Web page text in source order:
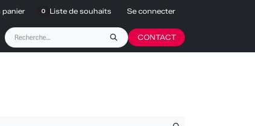
panier 0 Liste de souhaits Se connecter
CONTACT